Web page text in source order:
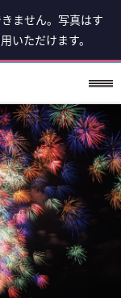
ません。写真はす
いただけます。